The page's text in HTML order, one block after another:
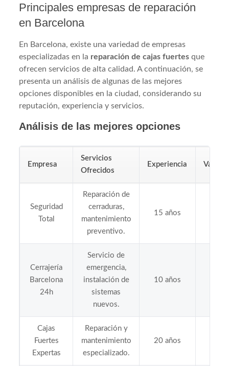
Principales empresas de reparación
en Barcelona
En Barcelona, existe una variedad de empresas
especializadas en la reparación de cajas fuertes que
ofrecen servicios de alta calidad. A continuación, se
presenta un análisis de algunas de las mejores
opciones disponibles en la ciudad, considerando su
reputación, experiencia y servicios.
Análisis de las mejores opciones
Empresa
Servicios
Ofrecidos
Experiencia
Seguridad
Total
Reparación de
cerraduras,
mantenimiento
preventivo.
15 años
Cerrajería
Barcelona
24h
Servicio de
emergencia,
instalación de
sistemas
nuevos.
10 años
Cajas
Fuertes
Expertas
Reparación y
mantenimiento
especializado.
20 años